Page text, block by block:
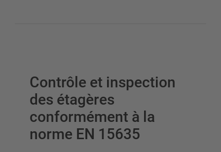
Contrôle et inspection
des étagères
conformément à la
norme EN 15635